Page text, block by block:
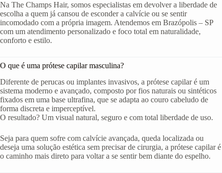
Na The Champs Hair, somos especialistas em devolver a liberdade de
escolha a quem já cansou de esconder a calvície ou se sentir
incomodado com a própria imagem. Atendemos em Brazópolis – SP
com um atendimento personalizado e foco total em naturalidade,
conforto e estilo.
O que é uma prótese capilar masculina?
Diferente de perucas ou implantes invasivos, a prótese capilar é um
sistema moderno e avançado, composto por fios naturais ou sintéticos
fixados em uma base ultrafina, que se adapta ao couro cabeludo de
forma discreta e imperceptível.
O resultado? Um visual natural, seguro e com total liberdade de uso.
Seja para quem sofre com calvície avançada, queda localizada ou
deseja uma solução estética sem precisar de cirurgia, a prótese capilar é
o caminho mais direto para voltar a se sentir bem diante do espelho.